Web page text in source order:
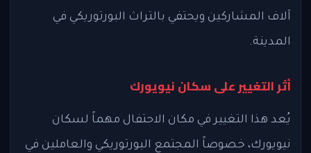
آلاف المشاركين ويحتفي بالتراث البورتوريكي في
المدينة.
أثر التغيير على سكان نيويورك
يُعد هذا التغيير في مكان الاحتفال مهماً لسكان
نيويورك، خصوصاً المجتمع البورتوريكي والعاملين في